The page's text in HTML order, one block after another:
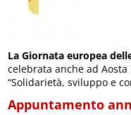
La Giornata europea
celebrata anche ad
“Solidarietà, sviluppo e
Appuntamento